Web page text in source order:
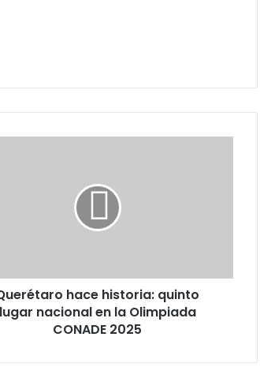
hace historia: quinto
lugar nacional en la Olimpiada
CONADE 2025